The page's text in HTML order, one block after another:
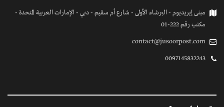
مبنى إيريديوم - البرشاء الأولى - شارع أم سقيم - دبي - الإمارات العربية المتحدة -
مكتب رقم 222-01
contact@jusoorpost.com
0097145832243